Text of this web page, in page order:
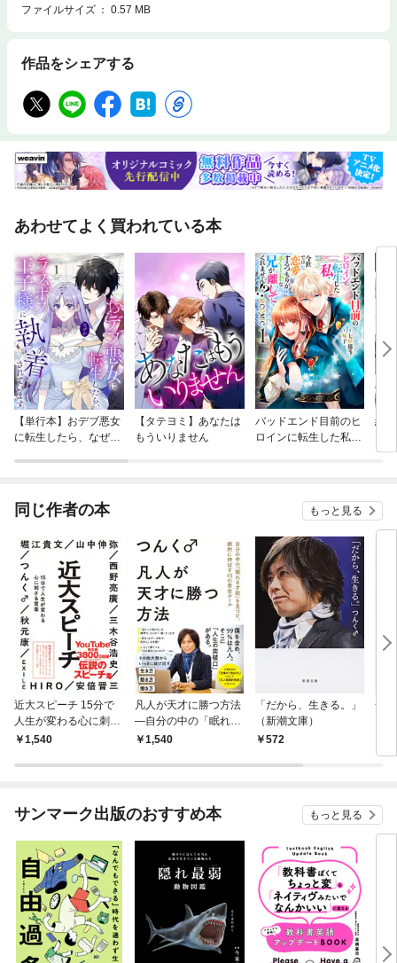
の貯金に変わる◎【人が遊んでいるときに働く人】サクセスストーリーは
百六十四日では意味がない◎【大きな勝負を演じる人】人は毎日、半か丁
ファイルサイズ
0.57 MB
作品をシェアする
あわせてよく買われている本
【単行本】おデブ悪女
に転生したら、なぜか
【タテヨミ】あなたは
もういりません
バッドエンド目前のヒ
ロインに転生した私、
結
同じ作者の本 もっと見る
近大スピーチ 15分で
人生が変わる心に刺さ
る言葉
1,540
凡人が天才に勝つ方法
―自分の中の「眠れる
才能」を見つけ、劇的
ール
1,540
「だから、生きる。」
（新潮文庫）
572
一
サンマーク出版のおすすめ本 もっと見る